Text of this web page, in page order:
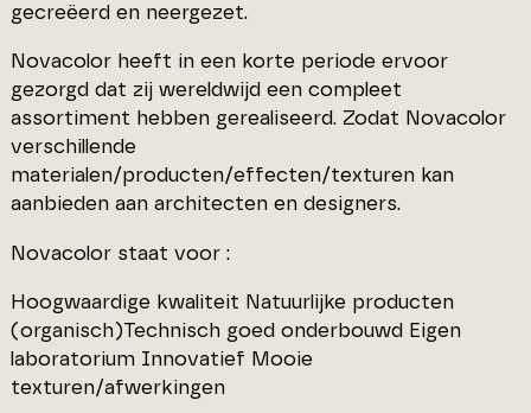
gecreëerd en neergezet.
Novacolor heeft in een korte periode ervoor
gezorgd dat zij wereldwijd een compleet
assortiment hebben gerealiseerd. Zodat Novacolor
verschillende
materialen/producten/effecten/texturen kan
aanbieden aan architecten en designers.
Novacolor staat voor :
Hoogwaardige kwaliteit Natuurlijke producten
(organisch)Technisch goed onderbouwd Eigen
laboratorium Innovatief Mooie
texturen/afwerkingen